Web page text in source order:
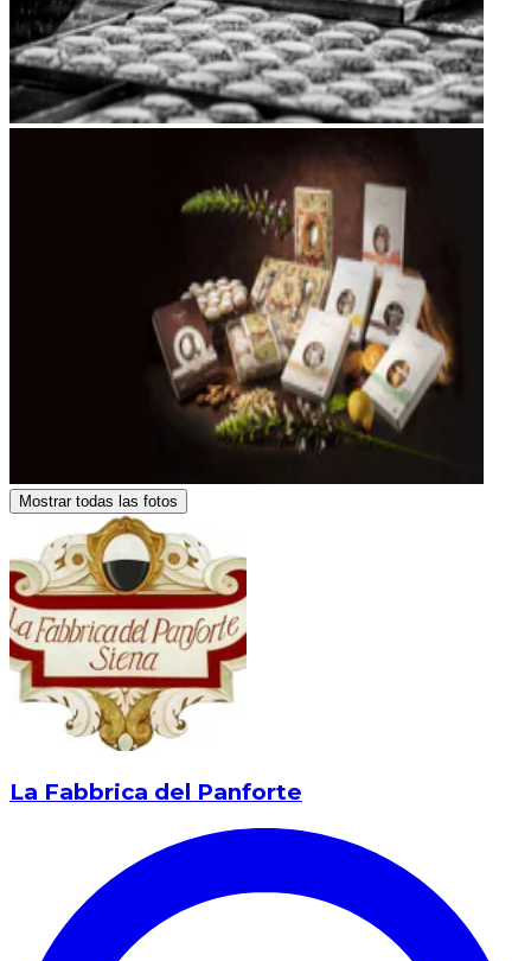
Mostrar todas las fotos
La Fabbrica del Panforte